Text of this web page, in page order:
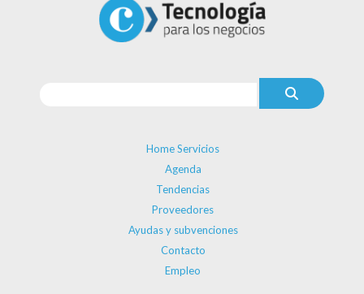
Home Servicios
Agenda
Tendencias
Proveedores
Ayudas y subvenciones
Contacto
Empleo